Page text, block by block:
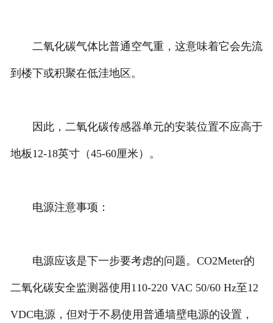
二氧化碳气体比普通空气重，这意味着它会先流
到楼下或积聚在低洼地区。
因此，二氧化碳传感器单元的安装位置不应高于
地板12-18英寸（45-60厘米）。
电源注意事项：
电源应该是下一步要考虑的问题。CO2Meter的
二氧化碳安全监测器使用110-220 VAC 50/60 Hz至12
VDC电源，但对于不易使用普通墙壁电源的设置，